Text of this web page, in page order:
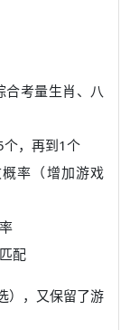
考量生肖、八
，再到1个
率（增加游戏
配
），又保留了游